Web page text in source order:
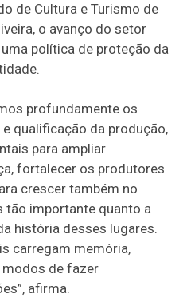
de Cultura e Turismo de
o avanço do setor
política de proteção da
profundamente os
qualificação da produção,
para ampliar
fortalecer os produtores
crescer também no
tão importante quanto a
história desses lugares.
carregam memória,
modos de fazer
afirma.